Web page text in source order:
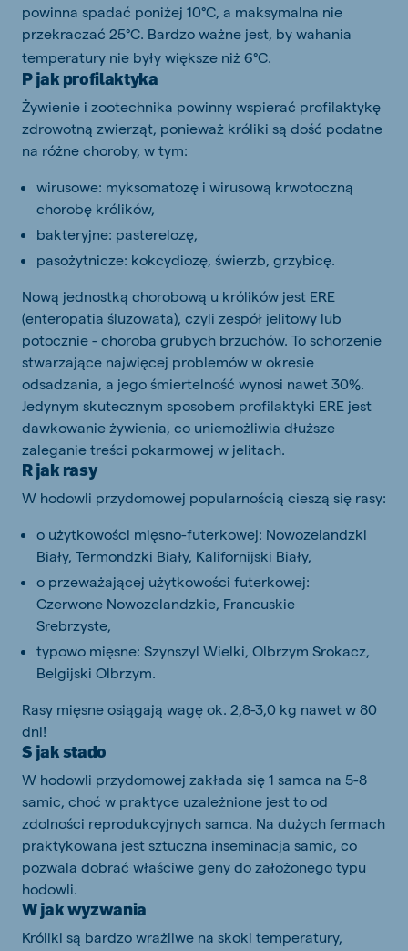
powinna spadać poniżej 10°C, a maksymalna nie
przekraczać 25°C. Bardzo ważne jest, by wahania
temperatury nie były większe niż 6°C.
P jak profilaktyka
Żywienie i zootechnika powinny wspierać profilaktykę
zdrowotną zwierząt, ponieważ króliki są dość podatne
na różne choroby, w tym:
wirusowe: myksomatozę i wirusową krwotoczną
chorobę królików,
bakteryjne: pasterelozę,
pasożytnicze: kokcydiozę, świerzb, grzybicę.
Nową jednostką chorobową u królików jest ERE
(enteropatia śluzowata), czyli zespół jelitowy lub
potocznie - choroba grubych brzuchów. To schorzenie
stwarzające najwięcej problemów w okresie
odsadzania, a jego śmiertelność wynosi nawet 30%.
Jedynym skutecznym sposobem profilaktyki ERE jest
dawkowanie żywienia, co uniemożliwia dłuższe
zaleganie treści pokarmowej w jelitach.
R jak rasy
W hodowli przydomowej popularnością cieszą się rasy:
o użytkowości mięsno-futerkowej: Nowozelandzki
Biały, Termondzki Biały, Kalifornijski Biały,
o przeważającej użytkowości futerkowej:
Czerwone Nowozelandzkie, Francuskie
Srebrzyste,
typowo mięsne: Szynszyl Wielki, Olbrzym Srokacz,
Belgijski Olbrzym.
Rasy mięsne osiągają wagę ok. 2,8-3,0 kg nawet w 80
dni!
S jak stado
W hodowli przydomowej zakłada się 1 samca na 5-8
samic, choć w praktyce uzależnione jest to od
zdolności reprodukcyjnych samca. Na dużych fermach
praktykowana jest sztuczna inseminacja samic, co
pozwala dobrać właściwe geny do założonego typu
hodowli.
W jak wyzwania
Króliki są bardzo wrażliwe na skoki temperatury,